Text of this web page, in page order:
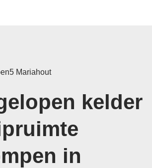
kelder
in